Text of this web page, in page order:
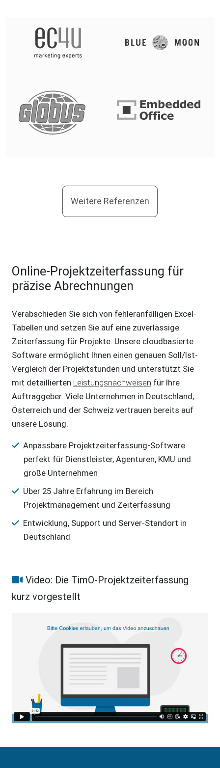
Weitere Referenzen
Online-Projektzeiterfassung für
präzise Abrechnungen
Verabschieden Sie sich von fehleranfälligen Excel-
Tabellen und setzen Sie auf eine zuverlässige
Zeiterfassung für Projekte. Unsere cloudbasierte
Software ermöglicht Ihnen einen genauen Soll/Ist-
Vergleich der Projektstunden und unterstützt Sie
mit detaillierten Leistungsnachweisen für Ihre
Auftraggeber. Viele Unternehmen in Deutschland,
Österreich und der Schweiz vertrauen bereits auf
unsere Lösung.
Anpassbare Projektzeiterfassung-Software
perfekt für Dienstleister, Agenturen, KMU und
große Unternehmen
Über 25 Jahre Erfahrung im Bereich
Projektmanagement und Zeiterfassung
Entwicklung, Support und Server-Standort in
Deutschland
Video: Die TimO-Projektzeiterfassung
kurz vorgestellt